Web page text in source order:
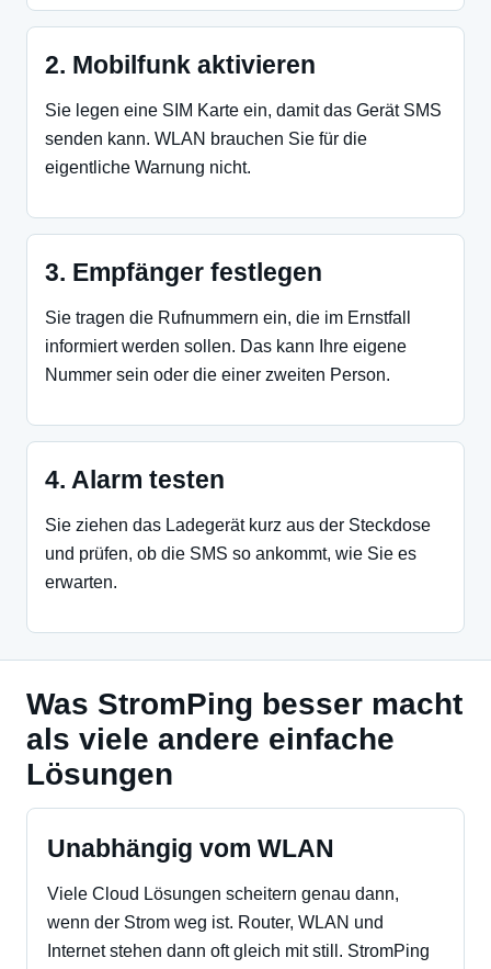
2. Mobilfunk aktivieren
Sie legen eine SIM Karte ein, damit das Gerät SMS
senden kann. WLAN brauchen Sie für die
eigentliche Warnung nicht.
3. Empfänger festlegen
Sie tragen die Rufnummern ein, die im Ernstfall
informiert werden sollen. Das kann Ihre eigene
Nummer sein oder die einer zweiten Person.
4. Alarm testen
Sie ziehen das Ladegerät kurz aus der Steckdose
und prüfen, ob die SMS so ankommt, wie Sie es
erwarten.
Was StromPing besser macht
als viele andere einfache
Lösungen
Unabhängig vom WLAN
Viele Cloud Lösungen scheitern genau dann,
wenn der Strom weg ist. Router, WLAN und
Internet stehen dann oft gleich mit still. StromPing